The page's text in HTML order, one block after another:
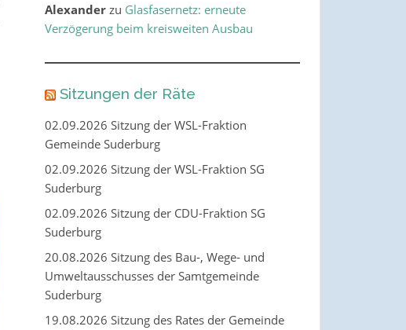
Alexanderzu Glasfasernetz: erneute
Verzögerung beim kreisweiten Ausbau
Sitzungen der Räte
02.09.2026 Sitzung der WSL-Fraktion
Gemeinde Suderburg
02.09.2026 Sitzung der WSL-Fraktion SG
Suderburg
02.09.2026 Sitzung der CDU-Fraktion SG
Suderburg
20.08.2026 Sitzung des Bau-, Wege- und
Umweltausschusses der Samtgemeinde
Suderburg
19.08.2026 Sitzung des Rates der Gemeinde